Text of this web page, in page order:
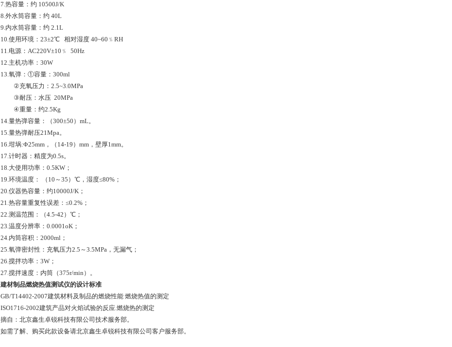
7.热容量：约 10500J/K
8.外水筒容量：约 40L
9.内水筒容量：约 2.1L
10.使用环境：23±2℃ 相对湿度 40~60﹪RH
11.电源：AC220V±10﹪ 50Hz
12.主机功率：30W
13.氧弹：①容量：300ml
②充氧压力：2.5~3.0MPa
③耐压：水压 20MPa
④重量：约2.5Kg
14.量热弹容量：（300±50）mL。
15.量热弹耐压21Mpa。
16.坩埚:Φ25mm，（14-19）mm，壁厚1mm。
17.计时器：精度为0.5s。
18.大使用功率：0.5KW；
19.环境温度： （10～35）℃，湿度≤80%；
20.仪器热容量：约10000J/K；
21.热容量重复性误差：≤0.2%；
22.测温范围：（4.5-42）℃；
23.温度分辨率：0.0001oK；
24.内筒容积：2000ml；
25.氧弹密封性：充氧压力2.5～3.5MPa，无漏气；
26.搅拌功率：3W；
27.搅拌速度：内筒（375r/min）。
建材制品燃烧热值测试仪的设计标准
GB/T14402-2007建筑材料及制品的燃烧性能 燃烧热值的测定
ISO1716-2002建筑产品对火焰试验的反应.燃烧热的测定
摘自：北京鑫生卓锐科技有限公司技术服务部。
如需了解、购买此款设备请北京鑫生卓锐科技有限公司客户服务部。